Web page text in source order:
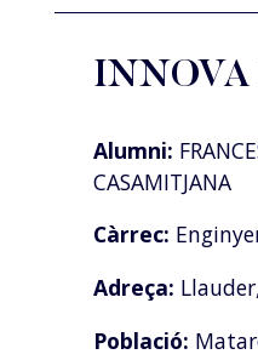
Alumni:
CASAMITJANA
Càrrec:
Adreça:
Població: